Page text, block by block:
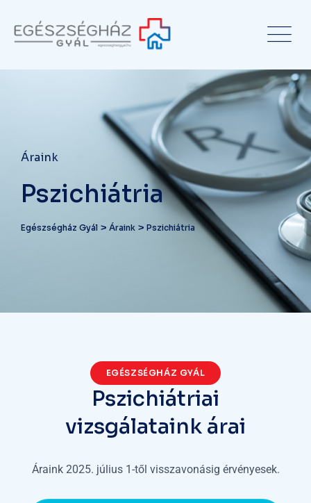
Áraink
Pszichiátria
Egészségház Gyál > Áraink > Pszichiátria
EGÉSZSÉGHÁZ GYÁL
Pszichiátriai
vizsgálataink árai
Áraink 2025. július 1-től visszavonásig érvényesek.